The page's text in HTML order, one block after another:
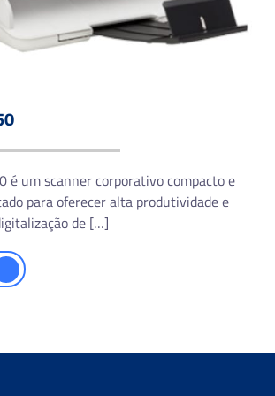
de Saída
TIFF, JPEG, RTF, BMP, PDF, PDF
é um scanner corporativo compacto e
para oferecer alta produtividade e
de […]